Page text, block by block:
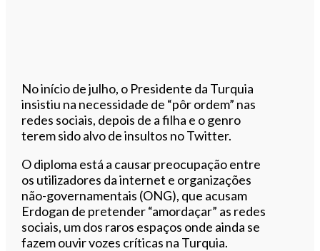
No início de julho, o Presidente da Turquia
insistiu na necessidade de “pôr ordem” nas
redes sociais, depois de a filha e o genro
terem sido alvo de insultos no Twitter.
O diploma está a causar preocupação entre
os utilizadores da internet e organizações
não-governamentais (ONG), que acusam
Erdogan de pretender “amordaçar” as redes
sociais, um dos raros espaços onde ainda se
fazem ouvir vozes críticas na Turquia.